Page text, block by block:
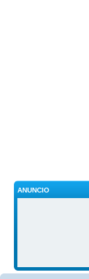
ANUNCIO